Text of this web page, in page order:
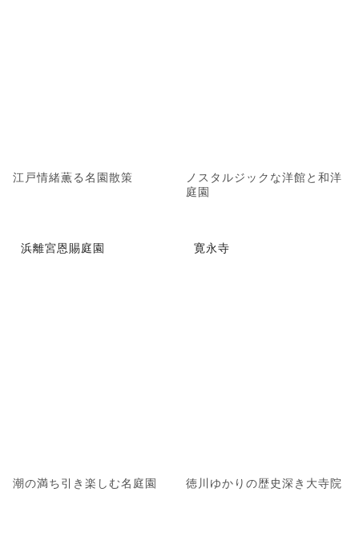
江戸情緒薫る名園散策
ノスタルジックな洋館と和洋
庭園
浜離宮恩賜庭園
潮の満ち引き楽しむ名庭園
寛永寺
徳川ゆかりの歴史深き大寺院